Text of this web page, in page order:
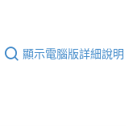
顯示電腦版詳細說明